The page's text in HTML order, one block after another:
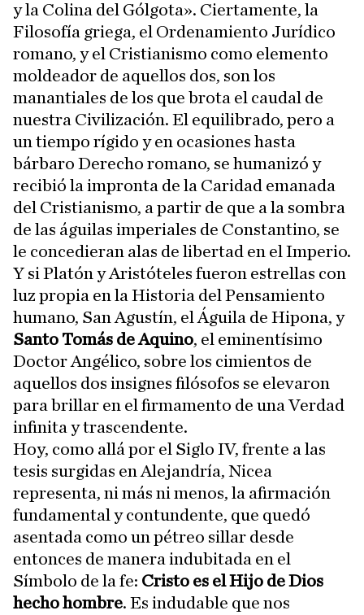
y la Colina del Gólgota». Ciertamente, la
Filosofía griega, el Ordenamiento Jurídico
romano, y el Cristianismo como elemento
moldeador de aquellos dos, son los
manantiales de los que brota el caudal de
nuestra Civilización. El equilibrado, pero a
un tiempo rígido y en ocasiones hasta
bárbaro Derecho romano, se humanizó y
recibió la impronta de la Caridad emanada
del Cristianismo, a partir de que a la sombra
de las águilas imperiales de Constantino, se
le concedieran alas de libertad en el Imperio.
Y si Platón y Aristóteles fueron estrellas con
luz propia en la Historia del Pensamiento
humano, San Agustín, el Águila de Hipona, y
Santo Tomás de Aquino, el eminentísimo
Doctor Angélico, sobre los cimientos de
aquellos dos insignes filósofos se elevaron
para brillar en el firmamento de una Verdad
infinita y trascendente.
Hoy, como allá por el Siglo IV, frente a las
tesis surgidas en Alejandría, Nicea
representa, ni más ni menos, la afirmación
fundamental y contundente, que quedó
asentada como un pétreo sillar desde
entonces de manera indubitada en el
Símbolo de la fe: Cristo es el Hijo de Dios
hecho hombre. Es indudable que nos